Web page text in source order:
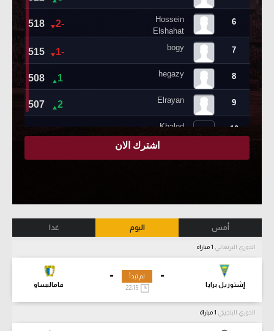
أمس اليوم غدا
الدوري البرتغالي
-
إشتوريل برايا
-
فاماليساو
لم تبدأ
22:15
الدوري البلجيكي